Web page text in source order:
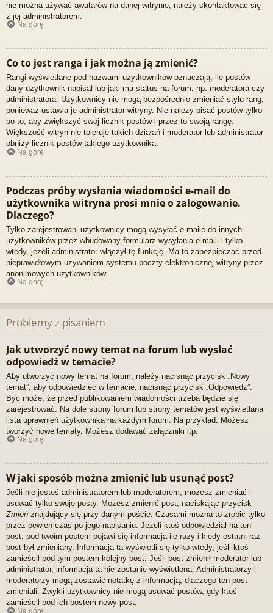
nie można używać awatarów na danej witrynie, należy skontaktować się
z jej administratorem.
Na górę
Co to jest ranga i jak można ją zmienić?
Rangi wyświetlane pod nazwami użytkowników oznaczają, ile postów
dany użytkownik napisał lub jaki ma status na forum, np. moderatora czy
administratora. Użytkownicy nie mogą bezpośrednio zmieniać stylu rang,
ponieważ ustawia je administrator witryny. Nie należy pisać postów tylko
po to, aby zwiększyć swój licznik postów i przez to swoją rangę.
Większość witryn nie toleruje takich działań i moderator lub administrator
obniży licznik postów takiego użytkownika.
Na górę
Podczas próby wysłania wiadomości e-mail do
użytkownika witryna prosi mnie o zalogowanie.
Dlaczego?
Tylko zarejestrowani użytkownicy mogą wysyłać e-maile do innych
użytkowników przez wbudowany formularz wysyłania e-maili i tylko
wtedy, jeżeli administrator włączył tę funkcję. Ma to zabezpieczać przed
nieprawidłowym używaniem systemu poczty elektronicznej witryny przez
anonimowych użytkowników.
Na górę
Problemy z pisaniem
Jak utworzyć nowy temat na forum lub wysłać
odpowiedź w temacie?
Aby utworzyć nowy temat na forum, należy nacisnąć przycisk „Nowy
temat”, aby odpowiedzieć w temacie, nacisnąć przycisk „Odpowiedz”.
Być może, że przed publikowaniem wiadomości trzeba będzie się
zarejestrować. Na dole strony forum lub strony tematów jest wyświetlana
lista uprawnień użytkownika na każdym forum. Na przykład: Możesz
tworzyć nowe tematy, Możesz dodawać załączniki itp.
Na górę
W jaki sposób można zmienić lub usunąć post?
Jeśli nie jesteś administratorem lub moderatorem, możesz zmieniać i
usuwać tylko swoje posty. Możesz zmienić post, naciskając przycisk
Zmień znajdujący się przy danym poście. Czasami można to zrobić tylko
przez pewien czas po jego napisaniu. Jeżeli ktoś odpowiedział na ten
post, pod twoim postem pojawi się informacja ile razy i kiedy ostatni raz
post był zmieniany. Informacja ta wyświetli się tylko wtedy, jeśli ktoś
zamieścił pod tym postem kolejny post. Jeśli post zmienił moderator lub
administrator, informacja ta nie zostanie wyświetlona. Administratorzy i
moderatorzy mogą zostawić notatkę z informacją, dlaczego ten post
zmieniali. Zwykli użytkownicy nie mogą usuwać postów, gdy ktoś
zamieścił pod ich postem nowy post.
Na górę